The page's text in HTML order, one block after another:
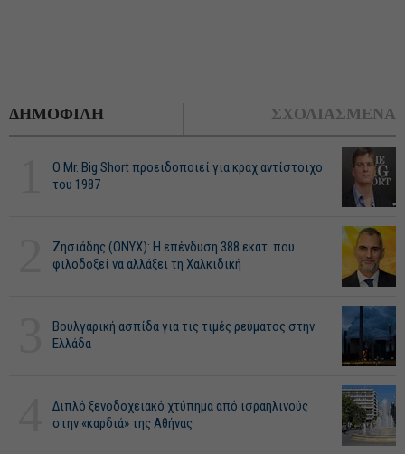
ΔΗΜΟΦΙΛΗ ΣΧΟΛΙΑΣΜΕΝΑ
O Mr. Big Short προειδοποιεί για κραχ αντίστοιχο
του 1987
Ζησιάδης (ONYX): Η επένδυση 388 εκατ. που
φιλοδοξεί να αλλάξει τη Χαλκιδική
Βουλγαρική ασπίδα για τις τιμές ρεύματος στην
Ελλάδα
Διπλό ξενοδοχειακό χτύπημα από ισραηλινούς
στην «καρδιά» της Αθήνας